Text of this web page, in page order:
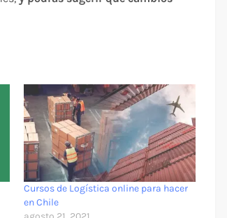
Cursos de Logística online para hacer
en Chile